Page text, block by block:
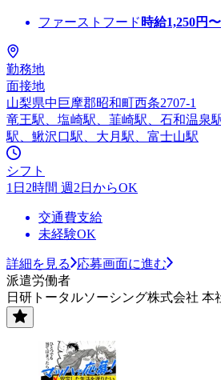
ファーストフード 時給1,250円〜
勤務地
面接地
山梨県中巨摩郡昭和町西条2707-1
竜王駅、塩崎駅、韮崎駅、石和温泉
駅、鰍沢口駅、大月駅、富士山駅
シフト
1日2時間 週2日からOK
交通費支給
未経験OK
詳細を見る
応募画面に進む
派遣労働者
日研トータルソーシング株式会社 本